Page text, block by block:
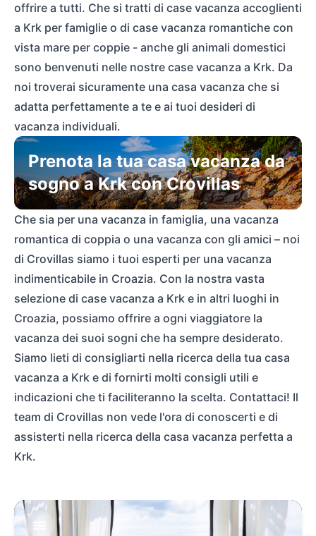
offrire a tutti. Che si tratti di case vacanza accoglienti
a Krk per famiglie o di case vacanza romantiche con
vista mare per coppie - anche gli animali domestici
sono benvenuti nelle nostre case vacanza a Krk. Da
noi troverai sicuramente una casa vacanza che si
adatta perfettamente a te e ai tuoi desideri di
vacanza individuali.
Prenota la tua casa vacanza da
sogno a Krk con Crovillas
Che sia per una vacanza in famiglia, una vacanza
romantica di coppia o una vacanza con gli amici – noi
di Crovillas siamo i tuoi esperti per una vacanza
indimenticabile in Croazia. Con la nostra vasta
selezione di case vacanza a Krk e in altri luoghi in
Croazia, possiamo offrire a ogni viaggiatore la
vacanza dei suoi sogni che ha sempre desiderato.
Siamo lieti di consigliarti nella ricerca della tua casa
vacanza a Krk e di fornirti molti consigli utili e
indicazioni che ti faciliteranno la scelta. Contattaci! Il
team di Crovillas non vede l'ora di conoscerti e di
assisterti nella ricerca della casa vacanza perfetta a
Krk.